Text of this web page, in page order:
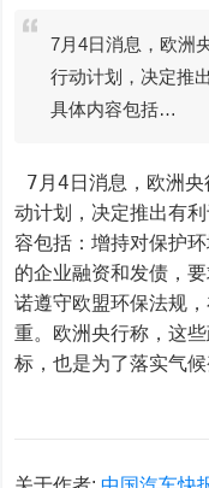
7月4日消息，欧洲
行动计划，决定推
具体内容包括…
动计划，决定推出有
容包括：增持对保护
的企业融资和发债，
诺遵守欧盟环保法规
重。欧洲央行称，这
标，也是为了落实气